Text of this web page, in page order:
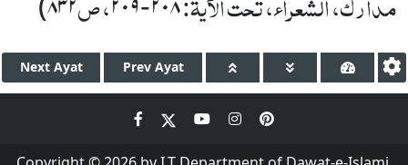
۲۰۸ ۲۰۹ ۸۳۲)
Next Ayat Prev Ayat